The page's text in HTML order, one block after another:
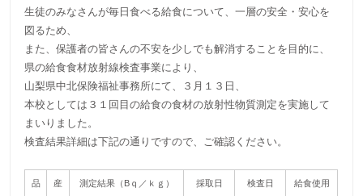
生徒のみなさんが毎日食べる給食について、一層の安全・安心を
図るため、
また、保護者の皆さんの不安を少しでも解消することを目的に、
県の給食食材放射線検査事業により、
山梨県中北保険福祉事務所にて、３月１３日、
本校としては３１回目の給食の食材の放射性物質測定を実施して
まいりました。
検査結果詳細は下記の通りですので、ご確認ください。
品
産
測定結果（Bｑ／ｋｇ） 採取日 検査日
給食使用